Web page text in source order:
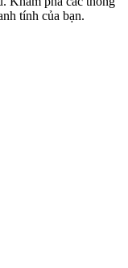
tính của bạn.